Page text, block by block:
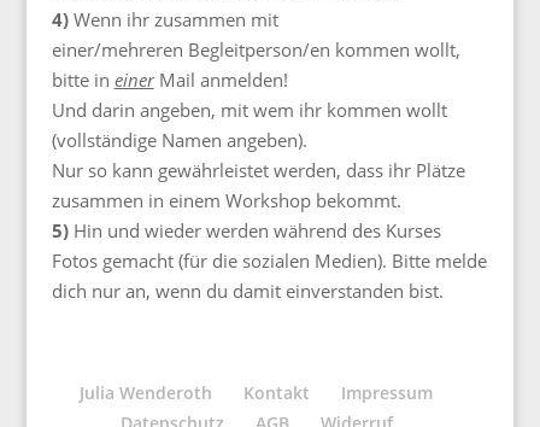
4)Wenn ihr zusammen mit
einer/mehreren Begleitperson/en kommen wollt,
bitte in einerMail anmelden!
Und darin angeben, mit wem ihr kommen wollt
(vollständige Namen angeben).
Nur so kann gewährleistet werden, dass ihr Plätze
zusammen in einem Workshop bekommt.
5)Hin und wieder werden während des Kurses
Fotos gemacht (für die sozialen Medien). Bitte melde
dich nur an, wenn du damit einverstanden bist.
Julia Wenderoth Kontakt
Impressum